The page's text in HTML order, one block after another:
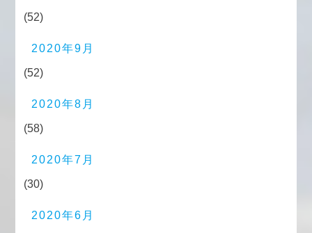
(52)
2020年9月
(52)
2020年8月
(58)
2020年7月
(30)
2020年6月